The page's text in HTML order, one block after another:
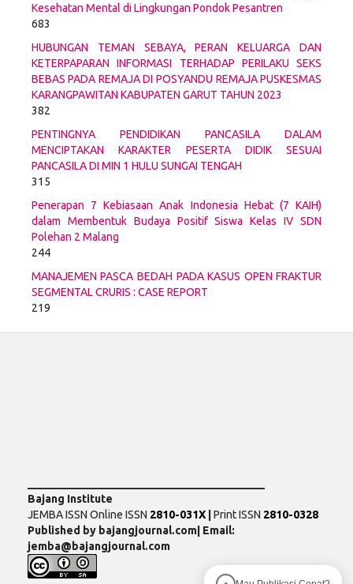
Kesehatan Mental di Lingkungan Pondok Pesantren
683
HUBUNGAN TEMAN SEBAYA, PERAN KELUARGA DAN
KETERPAPARAN INFORMASI TERHADAP PERILAKU SEKS
BEBAS PADA REMAJA DI POSYANDU REMAJA PUSKESMAS
KARANGPAWITAN KABUPATEN GARUT TAHUN 2023
382
PENTINGNYA PENDIDIKAN PANCASILA DALAM
MENCIPTAKAN KARAKTER PESERTA DIDIK SESUAI
PANCASILA DI MIN 1 HULU SUNGAI TENGAH
315
Penerapan 7 Kebiasaan Anak Indonesia Hebat (7 KAIH)
dalam Membentuk Budaya Positif Siswa Kelas IV SDN
Polehan 2 Malang
244
MANAJEMEN PASCA BEDAH PADA KASUS OPEN FRAKTUR
SEGMENTAL CRURIS : CASE REPORT
219
Bajang Institute
JEMBA ISSN Online ISSN 2810-031X|Print ISSN 2810-0328
Published by bajangjournal.com| Email:
jemba@bajangjournal.com